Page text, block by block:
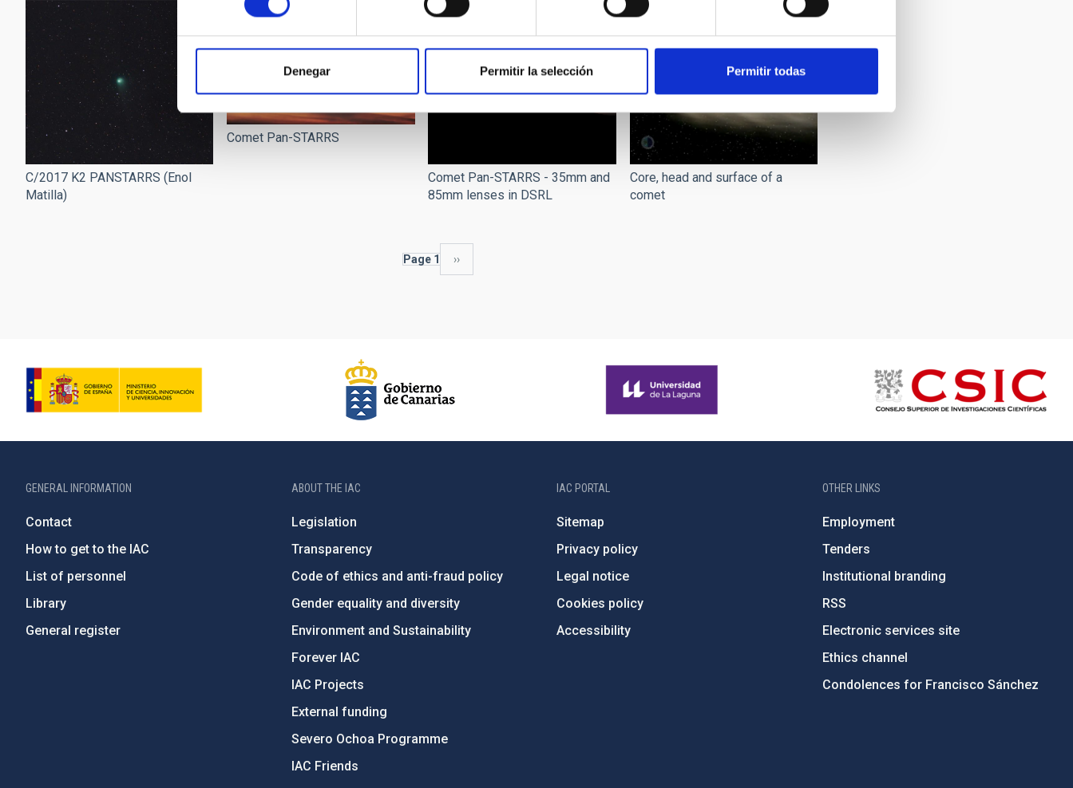
Denegar Permitir la selección Permitir todas
C/2017 K2 PANSTARRS (Enol
Matilla)
Comet Pan-STARRS
Comet Pan-STARRS - 35mm and
85mm lenses in DSRL
Core, head and surface of a
comet
Page 1
Next
››
GENERAL INFORMATION
Contact
How to get to the IAC
List of personnel
Library
General register
ABOUT THE IAC
Legislation
Transparency
Code of ethics and anti-fraud policy
Gender equality and diversity
Environment and Sustainability
Forever IAC
IAC Projects
External funding
Severo Ochoa Programme
IAC Friends
IAC PORTAL
Sitemap
Privacy policy
Legal notice
Cookies policy
Accessibility
OTHER LINKS
Employment
Tenders
Institutional branding
RSS
Electronic services site
Ethics channel
Condolences for Francisco Sánchez